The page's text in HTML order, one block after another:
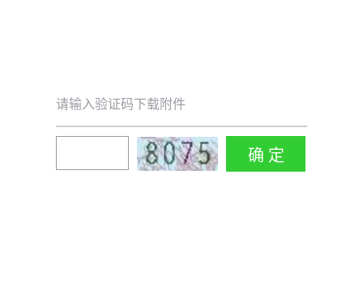
请输入验证码下载附件